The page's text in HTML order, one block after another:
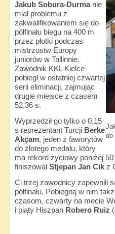
do
Jakub Sobura-Durmanie
miał problemu z
zakwalifikowaniem się do
półfinału biegu na 400 m
przez płotki podczas
mistrzostw Europy
juniorów w Tallinnie.
Zawodnik KKL Kielce
pobiegł w ostatniej czwartej
serii eliminacji, zajmując
drugie miejsce z czasem
52,36 s.
Wyprzedził go tylko o 0,15
s reprezentant Turcji Berke
Akçam, jeden z faworytów
do złotego medalu, który
ma rekord życiowy poniżej
finiszowałStjepan Jan Cikz
Ci trzej zawodnicy zapewnili
półfinału. Pobiegną w nim
czasom, czwarty na mecie
i piąty Hiszpan Robero Ruiz